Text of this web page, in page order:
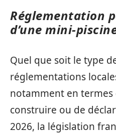
Réglementation
d’une mini-
Quel que soit le type
réglementations
notamment en termes
construire ou de
2026, la législation